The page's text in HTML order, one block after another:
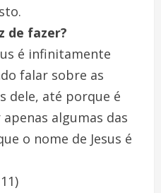
de fazer?
é infinitamente
falar sobre as
dele, até porque é
algumas das
o nome de Jesus é